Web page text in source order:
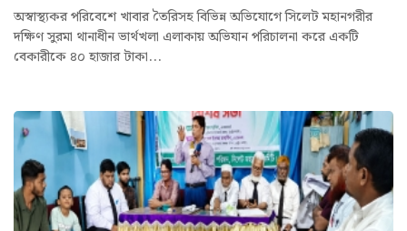
অস্বাস্থ্যকর পরিবেশে খাবার তৈরিসহ বিভিন্ন অভিযোগে সিলেট মহানগরীর
দক্ষিণ সুরমা থানাধীন ভার্থখলা এলাকায় অভিযান পরিচালনা করে একটি
বেকারীকে ৪০ হাজার টাকা...